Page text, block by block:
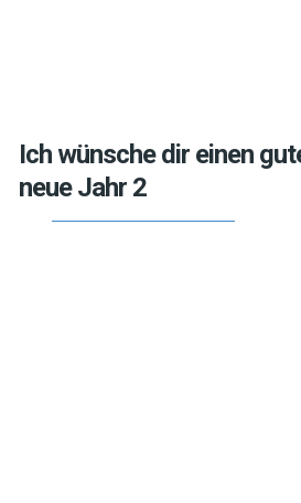
Ich wünsche dir einen
neue Jahr 2